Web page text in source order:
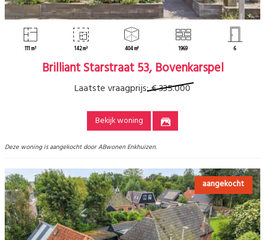
111 m² 142 m² 404 m³ 1969 6
Brilliant Starstraat 53, Bovenkarspel
Laatste vraagprijs:€ 335.000
Bekijk woning
Deze woning is aangekocht door ABwonen Enkhuizen.
aangekocht